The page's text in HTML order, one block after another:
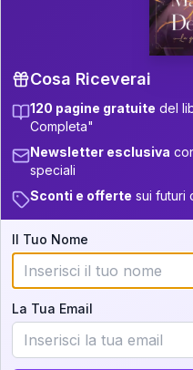
Scorri più in
un'interpretazione
Iscriviti alla
aggiornamenti
Cosa
💕 Come rafforzare la
Cosa Riceverai
120 pagine gratuite del
Completa"
Newsletter esclusiva
speciali
Sconti e offerte sui futuri
Il Tuo Nome
La Tua Email